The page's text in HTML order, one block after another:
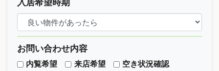
入居希望時期
お問い合わせ内容
内覧希望 来店希望
空き状況確認